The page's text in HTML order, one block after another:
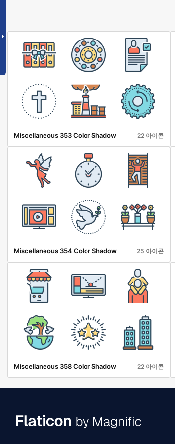
Miscellaneous 353 Color Shadow 22 아이콘
Miscellaneous 354 Color Shadow 25 아이콘
Miscellaneous 358 Color Shadow 22 아이콘